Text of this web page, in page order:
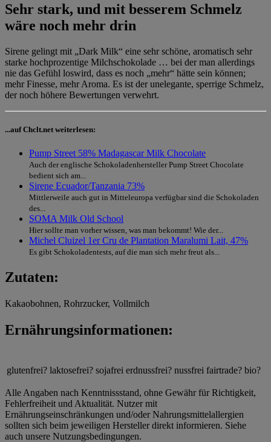
Sehr stark, und mit besserem Schmelz
wäre noch mehr drin
Sirene gelingt mit „Dark Milk“ eine sehr schöne, aromatisch sehr
starke hochprozentige Milchschokolade … bei der man allerdings
nie das Gefühl loswird, dass es noch „mehr“ hätte sein können;
mehr Finesse, mehr Aroma. Es ist der unelegante, sperrige Schmelz,
der noch höhere Bewertungen verwehrt.
...auf Chclt.net weiterlesen:
Pump Street 58% Madagascar Milk Chocolate
Auch der englische Schokoladenhersteller Pump Street Chocolate
bedient sich am...
Sirene Ecuador/Tanzania 73%
Mittlerweile auch gut in Mitteleuropa verfügbar sind die Schokoladen
des...
SOMA Milk Old School
Hier sollte man vorher wissen, was man bekommt! Wie der...
Michel Cluizel 1er Cru de Plantation Maralumi Lait, 47%
Es gibt Schokoladentests, auf die man sich mehr freut als...
Zutaten:
Kakaobohnen, Rohrzucker, Vollmilch
Ernährungsinformationen:
glutenfrei? laktosefrei? sojafrei erdnussfrei? nussfrei fairtrade? bio?
Alle Angaben nach Kenntnissstand, ohne Gewähr für Richtigkeit,
Fehlerfreiheit und Aktualität. Nutzer mit
Ernährungseinschränkungen und/oder Nahrungsmittelallergien
sollten sich beim jeweiligen Hersteller direkt informieren. Siehe
auch unsere Nutzungsbedingungen.